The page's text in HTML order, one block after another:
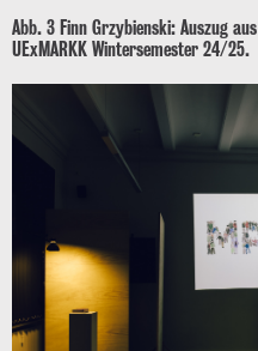
Abb. 3 Finn Grzybienski: Auszug
UExMARKK Wintersemester 24/25.